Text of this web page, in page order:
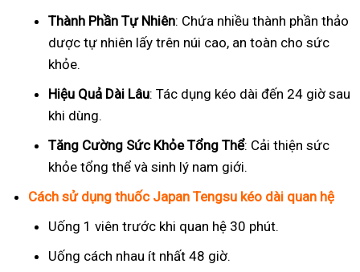
Thành Phần Tự Nhiên: Chứa nhiều thành phần thảo
dược tự nhiên lấy trên núi cao, an toàn cho sức
khỏe.
Hiệu Quả Dài Lâu: Tác dụng kéo dài đến 24 giờ sau
khi dùng.
Tăng Cường Sức Khỏe Tổng Thể: Cải thiện sức
khỏe tổng thể và sinh lý nam giới.
Cách sử dụng thuốc Japan Tengsu kéo dài quan hệ
Uống 1 viên trước khi quan hệ 30 phút.
Uống cách nhau ít nhất 48 giờ.